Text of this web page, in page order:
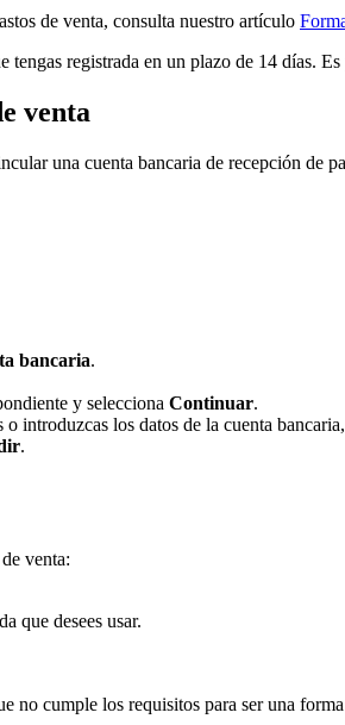
de venta, consulta nuestro artículo
registrada en un plazo de 14 días.
venta
una cuenta bancaria de recepción de
bancaria.
y selecciona Continuar.
introduzcas los datos de la cuenta
.
venta:
que desees usar.
no cumple los requisitos para ser una